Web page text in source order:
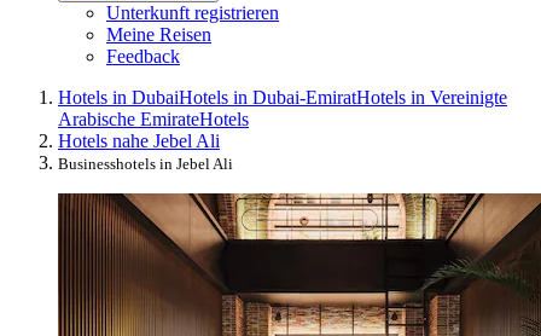
Unterkunft registrieren
Meine Reisen
Feedback
Hotels in DubaiHotels in Dubai-EmiratHotels in Vereinigte
Arabische EmirateHotels
Hotels nahe Jebel Ali
Businesshotels in Jebel Ali